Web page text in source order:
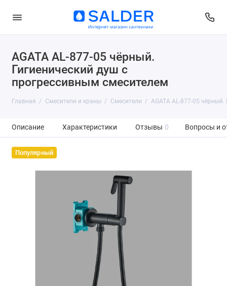
AGATA AL-877-05 чёрный.
Гигиенический душ с
прогрессивным смесителем
Главная Смесители и краны Смесители AGATA AL-877-05
Описание Характеристики Отзывы 0 Вопросы и
Популярный